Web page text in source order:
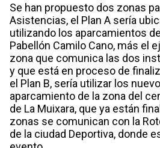
Se han propuesto dos zonas
Asistencias, el Plan A sería
utilizando los aparcamientos
Pabellón Camilo Cano, más el
zona que comunica las dos
y que está en proceso de
el Plan B, sería utilizar los
aparcamiento de la zona del
de La Muixara, que ya están
zonas se comunican con la
de la ciudad Deportiva, donde